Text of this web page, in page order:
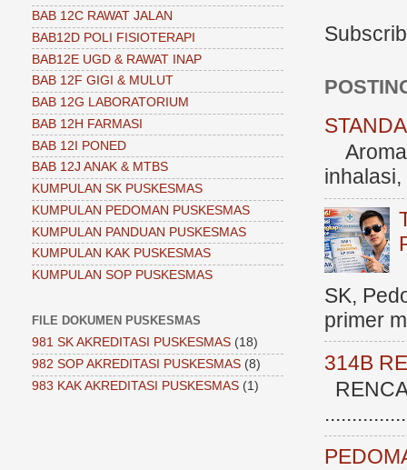
SK,
primer
314B
BAB 12C RAWAT JALAN
BAB12D POLI FISIOTERAPI
BAB12E UGD & RAWAT INAP
BAB 12F GIGI & MULUT
BAB 12G LABORATORIUM
BAB 12H FARMASI
BAB 12I PONED
BAB 12J ANAK & MTBS
KUMPULAN SK PUSKESMAS
KUMPULAN PEDOMAN PUSKESMAS
KUMPULAN PANDUAN PUSKESMAS
KUMPULAN KAK PUSKESMAS
KUMPULAN SOP PUSKESMAS
FILE DOKUMEN PUSKESMAS
981 SK AKREDITASI PUSKESMAS (18)
982 SOP AKREDITASI PUSKESMAS (8)
983 KAK AKREDITASI PUSKESMAS (1)